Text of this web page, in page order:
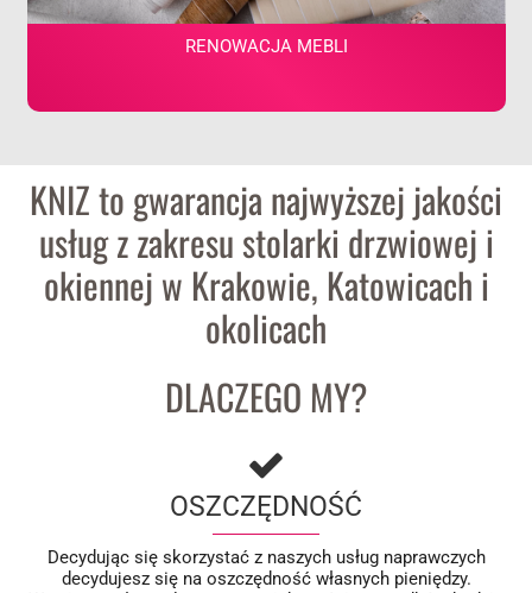
RENOWACJA MEBLI
KNIZ to gwarancja najwyższej jakości
usług z zakresu stolarki drzwiowej i
okiennej w Krakowie, Katowicach i
okolicach
DLACZEGO MY?
OSZCZĘDNOŚĆ
Decydując się skorzystać z naszych usług naprawczych
decydujesz się na oszczędność własnych pieniędzy.